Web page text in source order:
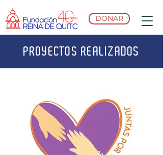
DONAR
PROYECTOS REALIZADOS